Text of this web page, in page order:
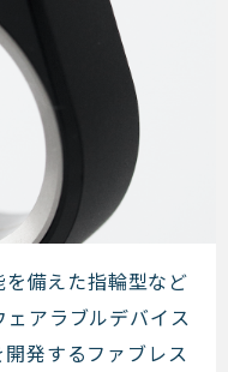
備えた指輪型など
アラブルデバイス
発するファブレス